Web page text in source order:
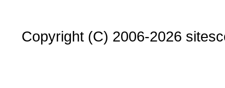
Copyright (C) 2006-2026